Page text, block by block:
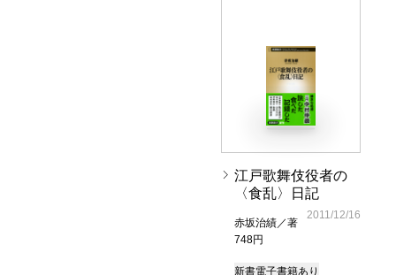
江戸歌舞伎役者の
〈食乱〉日記
赤坂治績／著
748円
2011/12/16
新書電子書籍あり